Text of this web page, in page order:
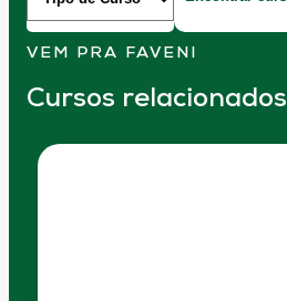
VEM PRA FAVENI
Cursos relacionados